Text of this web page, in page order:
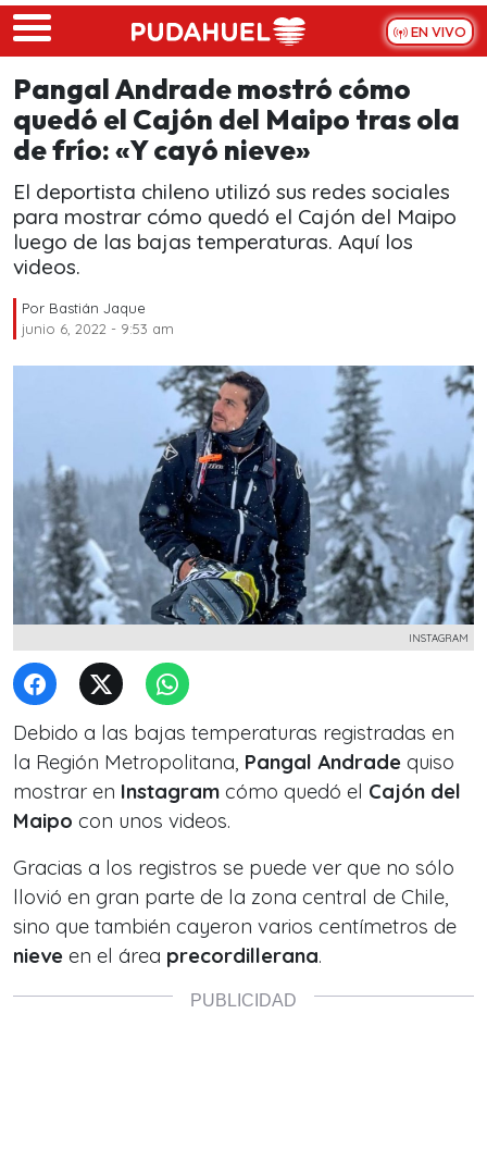
Skip to main content
EN VIVO
Pangal Andrade mostró cómo
quedó el Cajón del Maipo tras ola
de frío: «Y cayó nieve»
El deportista chileno utilizó sus redes sociales
para mostrar cómo quedó el Cajón del Maipo
luego de las bajas temperaturas. Aquí los
videos.
Por Bastián Jaque
junio 6, 2022 - 9:53 am
INSTAGRAM
Debido a las bajas temperaturas registradas en
la Región Metropolitana, Pangal Andrade quiso
mostrar en Instagram cómo quedó el Cajón del
Maipo con unos videos.
Gracias a los registros se puede ver que no sólo
llovió en gran parte de la zona central de Chile,
sino que también cayeron varios centímetros de
nieve en el área precordillerana.